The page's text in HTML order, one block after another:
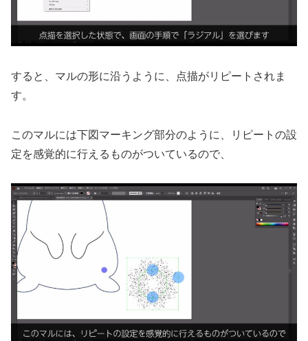
すると、マルの形に沿うように、点描がリピートされま
す。
このマルには下図マーキング部分のように、リピートの設
定を感覚的に行えるものがついているので、